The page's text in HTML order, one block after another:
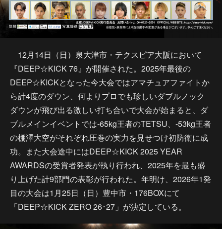
12月14日（日）泉大津市・テクスピア大阪において
『DEEP☆KICK 76』が開催された。2025年最後の
DEEP☆KICKとなった今大会ではアマチュアファイトか
ら計4度のダウン、何よりプロでも珍しいダブルノック
ダウンが飛び出る激しい打ち合いで大会が始まると、ダ
ブルメインイベントでは-65kg王者のTETSU、-53kg王者
の棚澤大空がそれぞれ圧巻の実力を見せつけ初防衛に成
功。また大会途中にはDEEP☆KICK 2025 YEAR
AWARDSの受賞者発表が執り行われ、2025年を最も盛
り上げた計9部門の表彰が行われた。年明け、2026年1発
目の大会は1月25日（日）豊中市・176BOXにて
「DEEP☆KICK ZERO 26･27」が決定している。